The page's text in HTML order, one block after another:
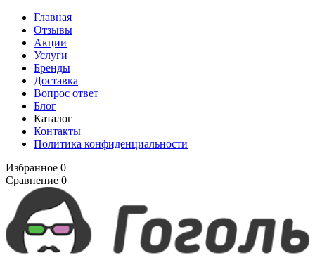
Главная
Отзывы
Акции
Услуги
Бренды
Доставка
Вопрос ответ
Блог
Каталог
Контакты
Политика конфиденциальности
Избранное 0
Сравнение 0